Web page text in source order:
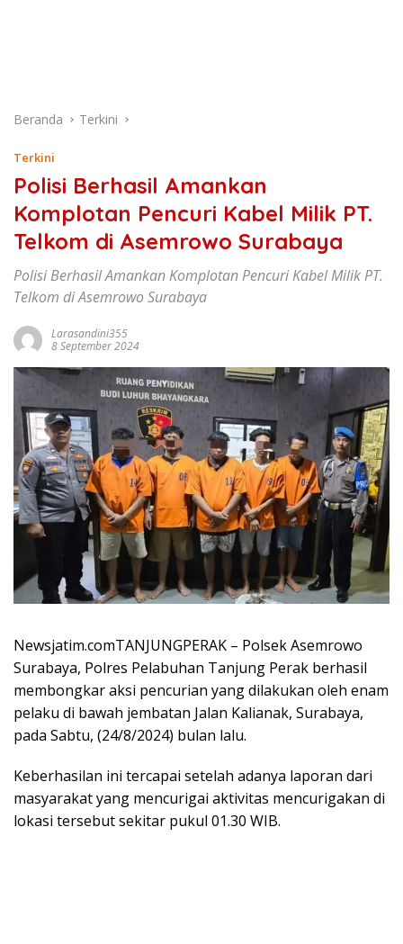
Beranda Terkini
Terkini
Polisi Berhasil Amankan
Komplotan Pencuri Kabel Milik PT.
Telkom di Asemrowo Surabaya
Polisi Berhasil Amankan Komplotan Pencuri Kabel Milik PT.
Telkom di Asemrowo Surabaya
Larasandini355
8 September 2024
Newsjatim.comTANJUNGPERAK – Polsek Asemrowo
Surabaya, Polres Pelabuhan Tanjung Perak berhasil
membongkar aksi pencurian yang dilakukan oleh enam
pelaku di bawah jembatan Jalan Kalianak, Surabaya,
pada Sabtu, (24/8/2024) bulan lalu.
Keberhasilan ini tercapai setelah adanya laporan dari
masyarakat yang mencurigai aktivitas mencurigakan di
lokasi tersebut sekitar pukul 01.30 WIB.